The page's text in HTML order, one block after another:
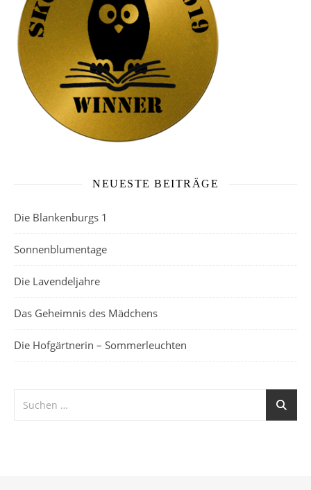
NEUESTE BEITRÄGE
Die Blankenburgs 1
Sonnenblumentage
Die Lavendeljahre
Das Geheimnis des Mädchens
Die Hofgärtnerin – Sommerleuchten